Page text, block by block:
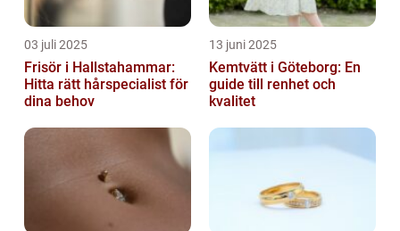
03 juli 2025
Frisör i Hallstahammar:
Hitta rätt hårspecialist för
dina behov
13 juni 2025
Kemtvätt i Göteborg: En
guide till renhet och
kvalitet